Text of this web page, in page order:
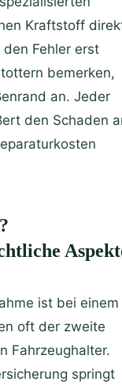
Kraftstoff
Fehler erst
bemerken,
an. Jeder
den Schaden
ist bei einem
oft der zweite
Fahrzeughalter.
springt